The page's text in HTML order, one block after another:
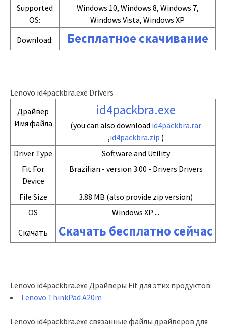
Supported
OS:
Windows 10, Windows 8, Windows 7,
Windows Vista, Windows XP
Download:
Бесплатное скачивание
Lenovo id4packbra.exe Drivers
Драйвер
Имя файла
id4packbra.exe
(you can also download id4packbra.rar
,id4packbra.zip )
Driver Type
Software and Utility
Fit For
Device
Brazilian - version 3.00 - Drivers Drivers
File Size
3.88 MB (also provide zip version)
OS
Windows XP ...
Скачать
Скачать бесплатно сейчас
Lenovo id4packbra.exe Драйверы Fit для этих продуктов:
Lenovo ThinkPad A20m
Lenovo id4packbra.exe связанные файлы драйверов для